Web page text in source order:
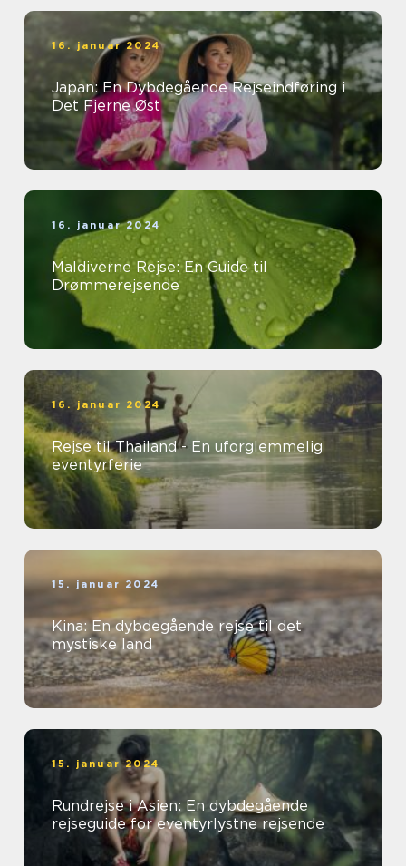
16. januar 2024
Japan: En Dybdegående Rejseindføring i
Det Fjerne Øst
16. januar 2024
Maldiverne Rejse: En Guide til
Drømmerejsende
16. januar 2024
Rejse til Thailand - En uforglemmelig
eventyrferie
15. januar 2024
Kina: En dybdegående rejse til det
mystiske land
15. januar 2024
Rundrejse i Asien: En dybdegående
rejseguide for eventyrlystne rejsende